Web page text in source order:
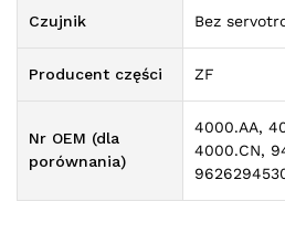
Czujnik Bez
Producent części ZF
Nr OEM (dla
porównania)
4000.AA,
4000.CN,